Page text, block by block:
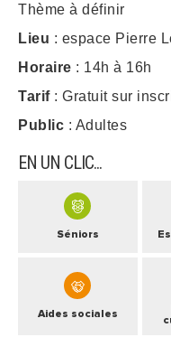
Thème à définir
Lieu : espace Pierre
Horaire : 14h à 16h
Tarif: Gratuit sur
Public : Adultes
EN UN CLIC...
Séniors
Aides sociales
DECHETS
DOSSIER DE DEMANDE
DEMANDE DE PRÊT DE
FICHE
PLAN D'ACTION
ARRÊTÉS MUNICIPAUX